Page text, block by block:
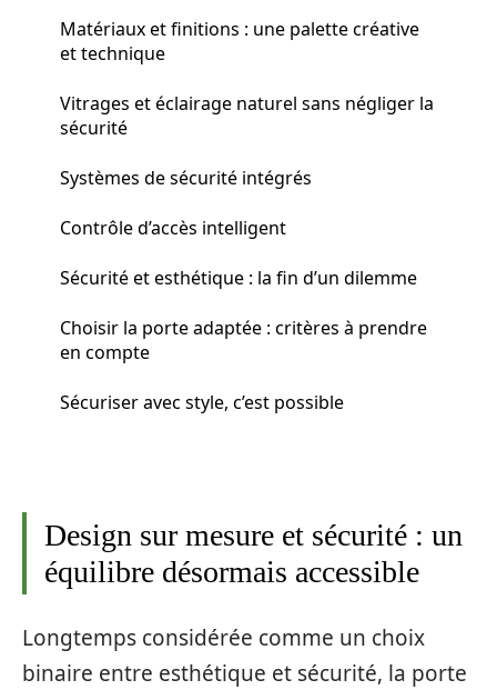
Matériaux et finitions : une palette créative
et technique
Vitrages et éclairage naturel sans négliger la
sécurité
Systèmes de sécurité intégrés
Contrôle d’accès intelligent
Sécurité et esthétique : la fin d’un dilemme
Choisir la porte adaptée : critères à prendre
en compte
Sécuriser avec style, c’est possible
Design sur mesure et sécurité : un
équilibre désormais accessible
Longtemps considérée comme un choix
binaire entre esthétique et sécurité, la porte